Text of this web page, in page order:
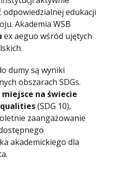
odpowiedzialnej edukacji
Akademia WSB
ex aeguo wśród ujętych
dumy są wyniki
obszarach SDGs.
miejsce na świecie
(SDG 10),
zaangażowanie
akademickiego dla